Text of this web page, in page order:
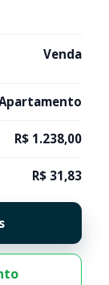
Venda
R$ 1.238,00
R$ 31,83